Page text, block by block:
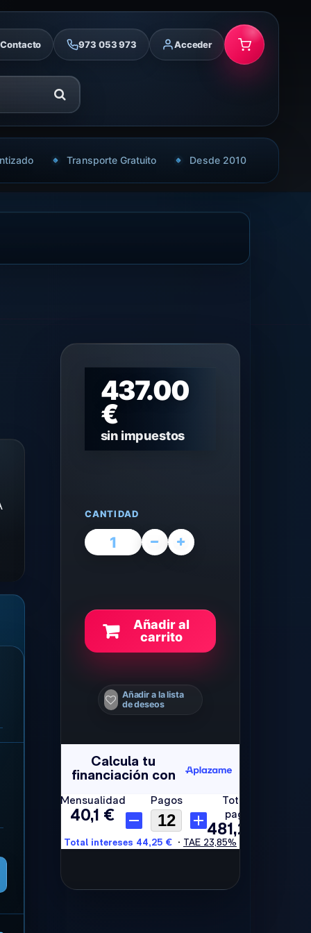
Contacto 973 053 973 Acceder
Transporte Gratuito Desde 2010
437.00
€
sin impuestos
CANTIDAD
Añadir al
carrito
Añadir a la lista
de deseos